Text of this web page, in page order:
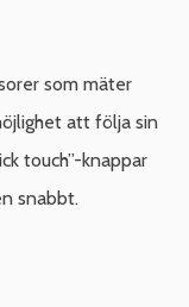
som mäter
att följa sin
touch”-knappar
snabbt.